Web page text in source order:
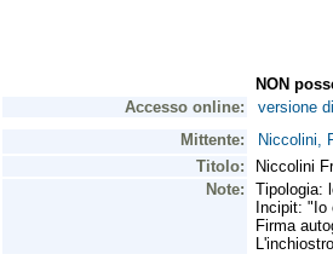
NON
Accesso online:
versione
Mittente:
Niccolini,
Titolo:
Niccolini
Note:
Tipologia:
Incipit:
Firma